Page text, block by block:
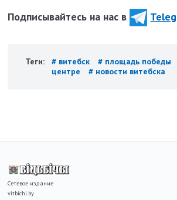
Подписывайтесь на нас в
Теги: # витебск # площадь победы
центре
# новости витебска
Сетевое издание
vitbichi.by